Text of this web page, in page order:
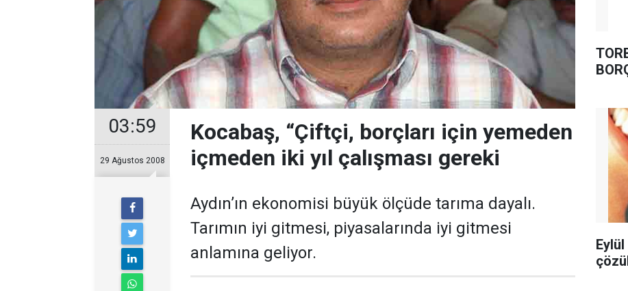
03:59
29 Ağustos 2008
Kocabaş, “Çiftçi, borçları için yemeden
içmeden iki yıl çalışması gereki
Aydın’ın ekonomisi büyük ölçüde tarıma dayalı.
Tarımın iyi gitmesi, piyasalarında iyi gitmesi
anlamına geliyor.